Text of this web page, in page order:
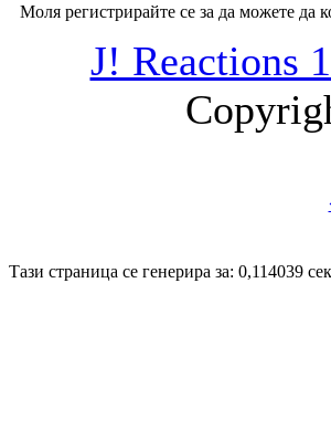
Моля регистрирайте се за да можете да
J! Reactions
Тази страница се генерира за: 0,114039